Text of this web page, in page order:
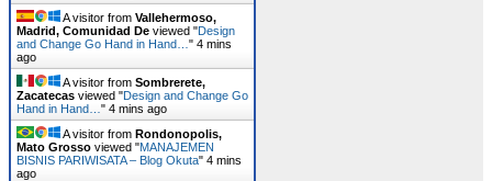
A visitor from Vallehermoso,
Madrid, Comunidad De viewed "Design
and Change Go Hand in Hand… " 4 mins
ago
A visitor from Sombrerete,
Zacatecas viewed "Design and Change Go
Hand in Hand… " 4 mins ago
A visitor from Rondonopolis,
Mato Grosso viewed "MANAJEMEN
BISNIS PARIWISATA – Blog Okuta" 4 mins
ago